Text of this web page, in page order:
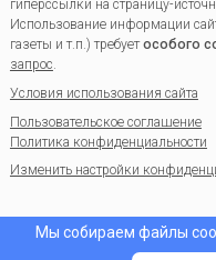
гиперссылки на страницу-
Использование информации
газеты и т.п.) требуетособого
запрос.
Условия использования сайта
Пользовательское соглашение
Политика конфиденциальности
Изменить настройки
Мы собираем файлы